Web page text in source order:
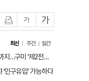
게
글자크게
최신 주간 월간
생산액 45조 회복에 삼성·오뚜기·두산까지…구미 ‘제2전성기’ 시작됐다
인구유입’ 가능하다